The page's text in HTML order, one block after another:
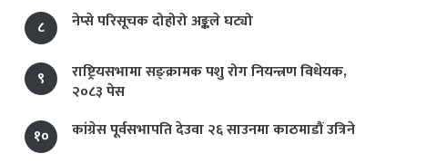
८ नेप्से परिसूचक दोहोरो अङ्कले घट्यो
९
राष्ट्रियसभामा सङ्क्रामक पशु रोग नियन्त्रण विधेयक,
२०८३ पेस
१०
कांग्रेस पूर्वसभापति देउवा २६ साउनमा काठमाडौं उत्रिने